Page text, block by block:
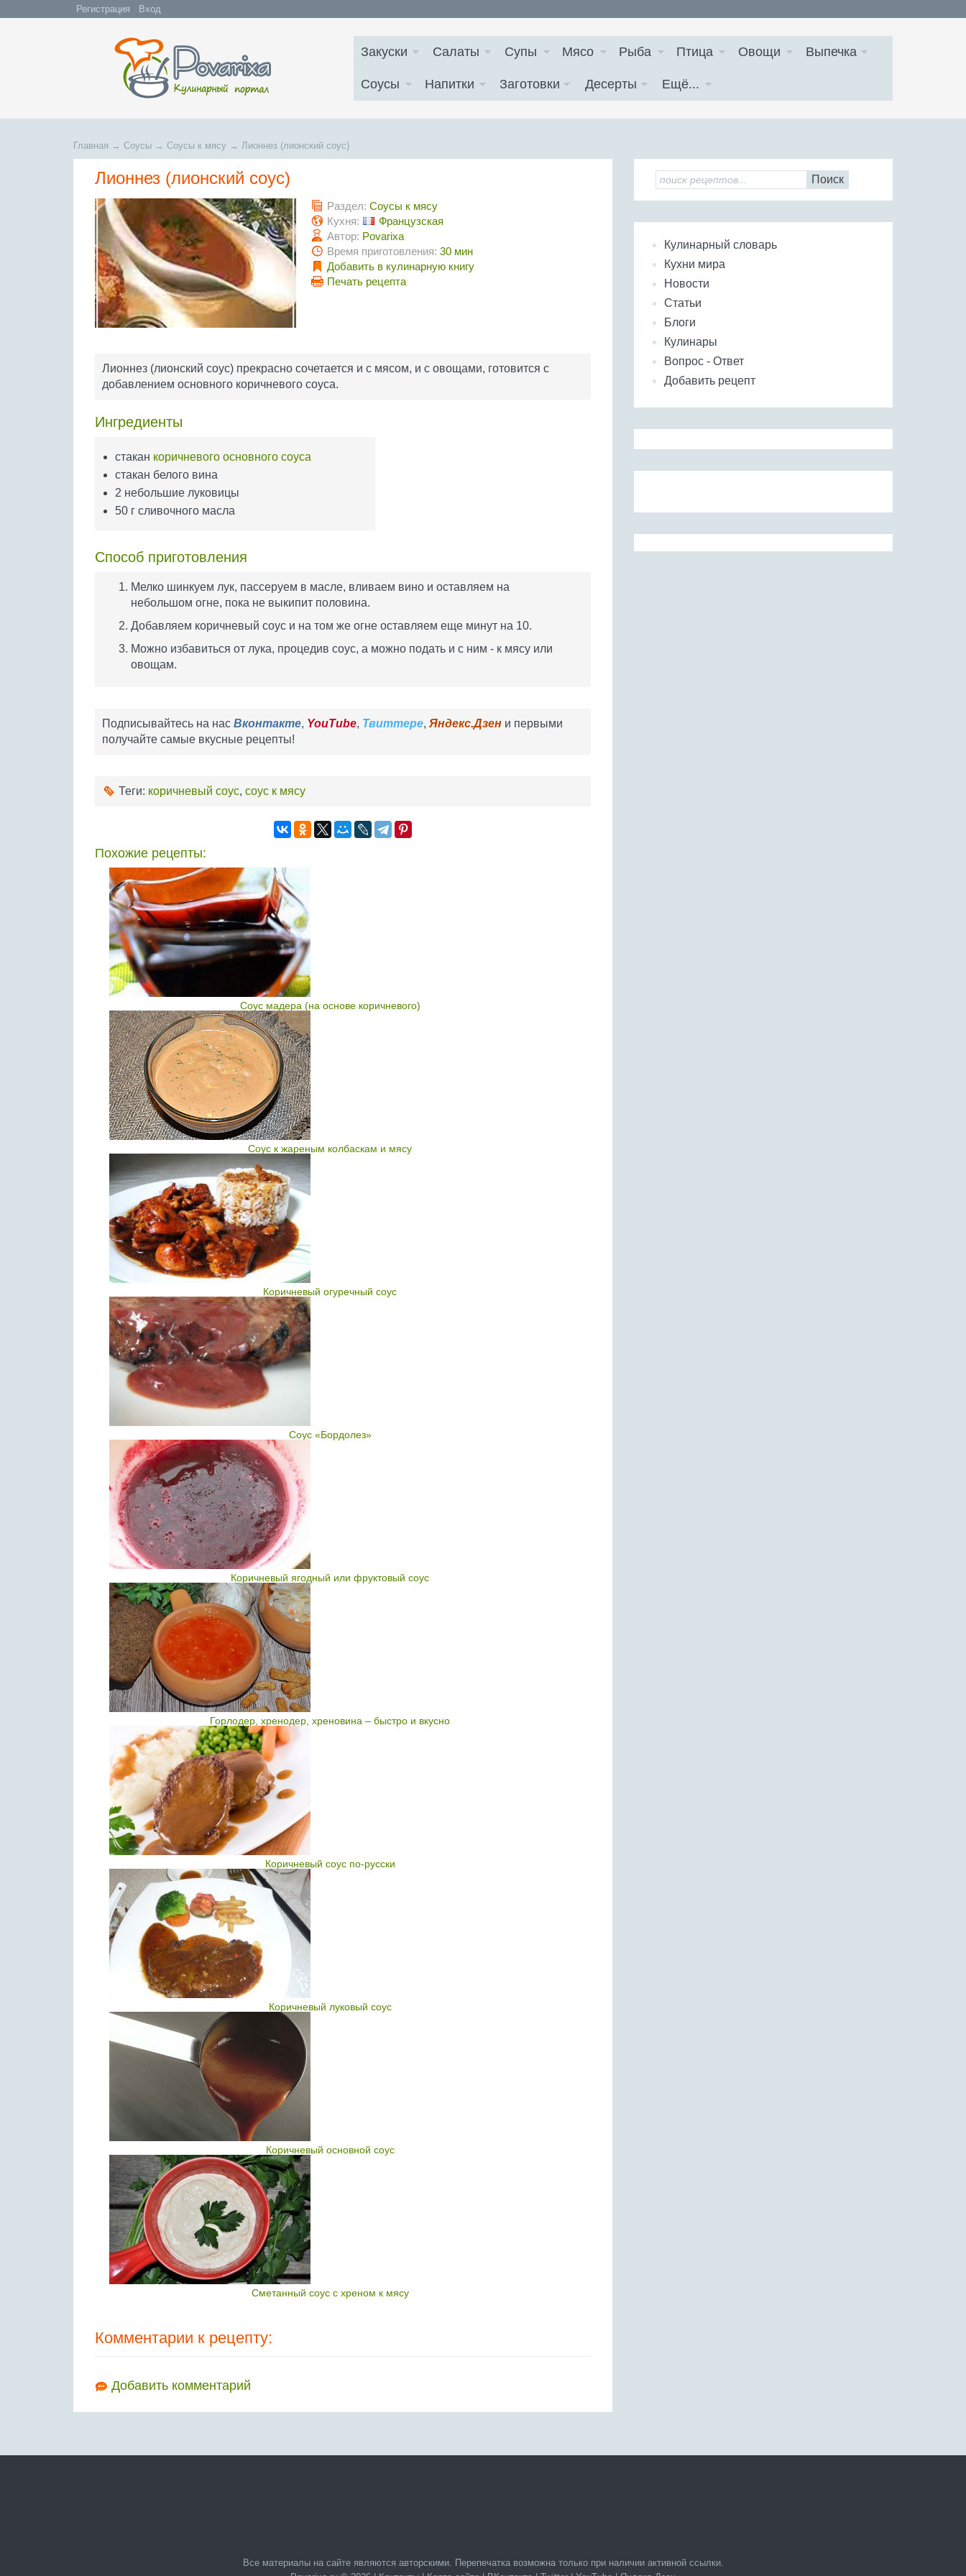
Регистрация Вход
Закуски Салаты Супы Мясо Рыба Птица Овощи Выпечка
Соусы Напитки Заготовки Десерты Ещё...
Главная → Соусы → Соусы к мясу → Лионнез (лионский соус)
Лионнез (лионский соус)
Раздел: Соусы к мясу
Кухня:
Французская
Автор: Povarixa
Время приготовления: 30 мин
Добавить в кулинарную книгу
Печать рецепта
Лионнез (лионский соус) прекрасно сочетается и с мясом, и с овощами, готовится с
добавлением основного коричневого соуса.
Ингредиенты
стакан коричневого основного соуса
стакан белого вина
2 небольшие луковицы
50 г сливочного масла
Способ приготовления
Мелко шинкуем лук, пассеруем в масле, вливаем вино и оставляем на
небольшом огне, пока не выкипит половина.
Добавляем коричневый соус и на том же огне оставляем еще минут на 10.
Можно избавиться от лука, процедив соус, а можно подать и с ним - к мясу или
овощам.
Подписывайтесь на нас Вконтакте, YouTube, Твиттере, Яндекс.Дзен и первыми
получайте самые вкусные рецепты!
Теги: коричневый соус, соус к мясу
Похожие рецепты:
Соус мадера (на основе коричневого)
Соус к жареным колбаскам и мясу
Коричневый огуречный соус
Соус «Бордолез»
Коричневый ягодный или фруктовый соус
Горлодер, хренодер, хреновина – быстро и вкусно
Коричневый соус по-русски
Коричневый луковый соус
Коричневый основной соус
Сметанный соус с хреном к мясу
Комментарии к рецепту:
Добавить комментарий
Поиск
Кулинарный словарь
Кухни мира
Новости
Статьи
Блоги
Кулинары
Вопрос - Ответ
Добавить рецепт
Все материалы на сайте являются авторскими. Перепечатка возможна только при наличии активной ссылки.